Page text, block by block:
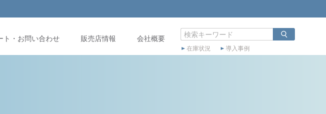
ト・お問い合わせ 販売店情報 会社概要
在庫状況 導入事例